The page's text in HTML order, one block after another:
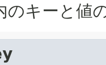
のキーと値